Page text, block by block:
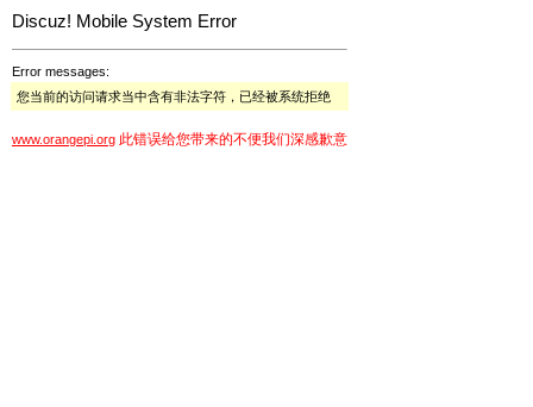
Discuz! Mobile System Error
Error messages:
您当前的访问请求当中含有非法字符，已经被系统拒绝
www.orangepi.org 此错误给您带来的不便我们深感歉意